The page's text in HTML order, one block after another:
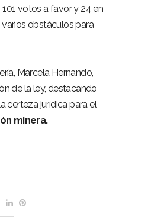
votos a favor y 24 en
obstáculos para
Marcela Hernando,
de la ley, destacando
certeza jurídica para el
minera.